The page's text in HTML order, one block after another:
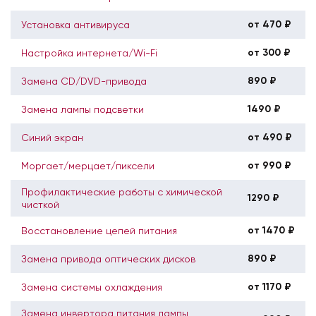
Установка антивируса от 470 ₽
Настройка интернета/Wi-Fi от 300 ₽
Замена CD/DVD-привода 890 ₽
Замена лампы подсветки 1490 ₽
Синий экран от 490 ₽
Моргает/мерцает/пиксели от 990 ₽
Профилактические работы с химической
чисткой
1290 ₽
Восстановление цепей питания от 1470 ₽
Замена привода оптических дисков 890 ₽
Замена системы охлаждения от 1170 ₽
Замена инвертора питания лампы